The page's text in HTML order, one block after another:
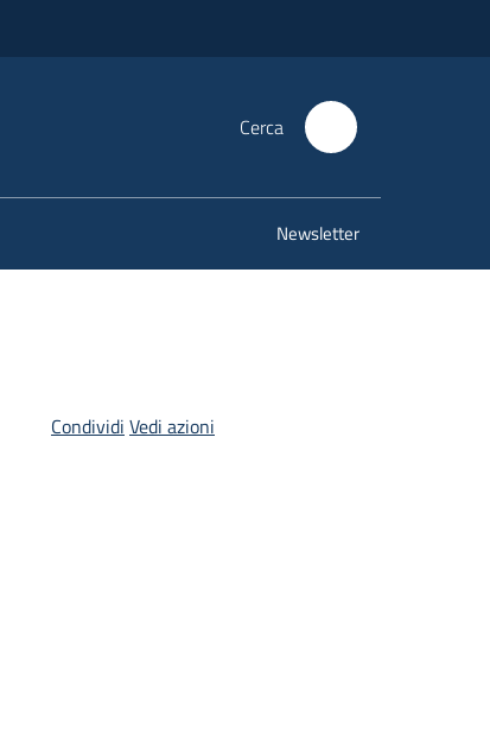
Cerca
Newsletter
Condividi Vedi azioni